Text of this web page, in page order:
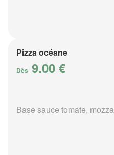
Pizza océane
Dès 9.00 €
Base sauce tomate,